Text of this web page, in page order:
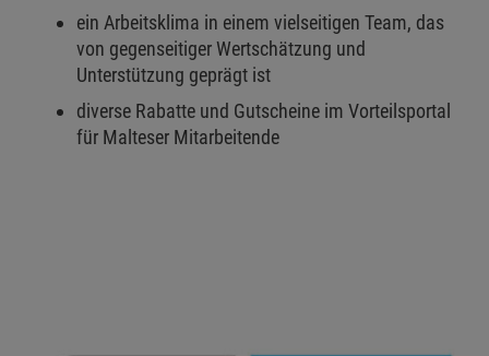
ein Arbeitsklima in einem vielseitigen Team, das
von gegenseitiger Wertschätzung und
Unterstützung geprägt ist
diverse Rabatte und Gutscheine im Vorteilsportal
für Malteser Mitarbeitende